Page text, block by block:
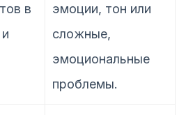
в
эмоции, тон или
сложные,
эмоциональные
проблемы.